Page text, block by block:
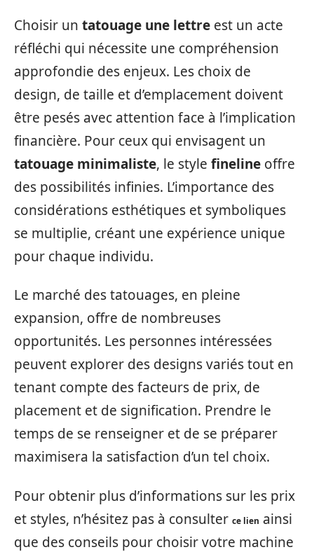
Choisir un tatouage une lettre est un acte
réfléchi qui nécessite une compréhension
approfondie des enjeux. Les choix de
design, de taille et d’emplacement doivent
être pesés avec attention face à l’implication
financière. Pour ceux qui envisagent un
tatouage minimaliste, le style fineline offre
des possibilités infinies. L’importance des
considérations esthétiques et symboliques
se multiplie, créant une expérience unique
pour chaque individu.
Le marché des tatouages, en pleine
expansion, offre de nombreuses
opportunités. Les personnes intéressées
peuvent explorer des designs variés tout en
tenant compte des facteurs de prix, de
placement et de signification. Prendre le
temps de se renseigner et de se préparer
maximisera la satisfaction d’un tel choix.
Pour obtenir plus d’informations sur les prix
et styles, n’hésitez pas à consulter ce lien ainsi
que des conseils pour choisir votre machine